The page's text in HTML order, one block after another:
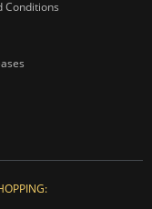
Conditions